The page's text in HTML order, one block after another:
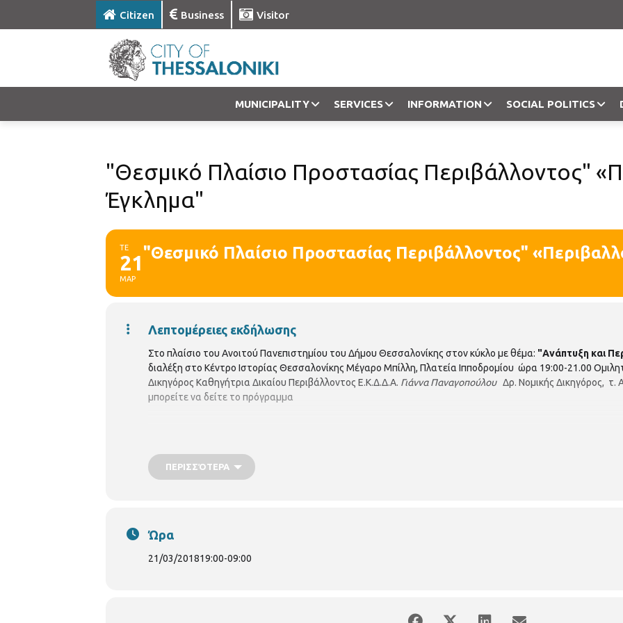
Citizen Business Visitor
MUNICIPALITY SERVICES INFORMATION SOCIAL POLITICS
"Θεσμικό Πλαίσιο Προστασίας Περιβάλλοντος"
Έγκλημα"
ΤΕ
21
ΜΑΡ
"Θεσμικό Πλαίσιο Προστασίας Περιβάλλοντος"
Λεπτομέρειες εκδήλωσης
Στο πλαίσιο του Ανοιτού Πανεπιστημίου του Δήμου Θεσσαλονίκης στον κύκλο με θέμα: "Ανάπτυξη και
διαλέξη στο Κέντρο Ιστορίας Θεσσαλονίκης Μέγαρο Μπίλλη, Πλατεία Ιπποδρομίου ώρα 19:00-21.00
Δικηγόρος Καθηγήτρια Δικαίου Περιβάλλοντος Ε.Κ.Δ.Δ.Α. Γιάννα Παναγοπούλου Δρ. Νομικής Δικηγόρος,
μπορείτε να δείτε το πρόγραμμα
ΠΕΡΙΣΣΌΤΕΡΑ
Ώρα
21/03/201819:00-09:00